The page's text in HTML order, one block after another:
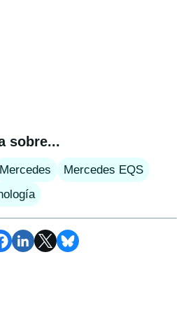
sobre...
Mercedes
Mercedes EQS